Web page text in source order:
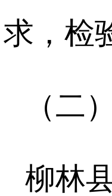
求，检
（二
柳林